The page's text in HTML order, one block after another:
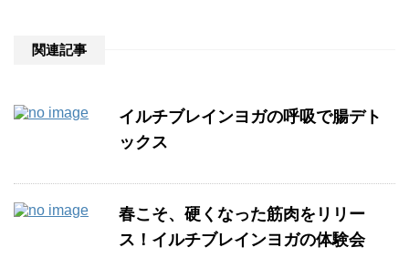
関連記事
イルチブレインヨガの呼吸で腸デト
ックス
春こそ、硬くなった筋肉をリリー
ス！イルチブレインヨガの体験会